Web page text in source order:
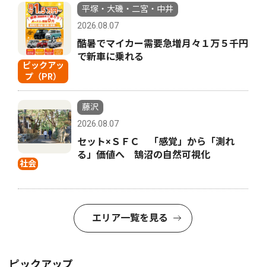
ピックアッ
プ（PR）
平塚・大磯・二宮・中井
2026.08.07
酷暑でマイカー需要急増月々１万５千円
で新車に乗れる
社会
藤沢
2026.08.07
セット×ＳＦＣ 「感覚」から「測れ
る」価値へ 鵠沼の自然可視化
エリア一覧を見る
ピックアップ